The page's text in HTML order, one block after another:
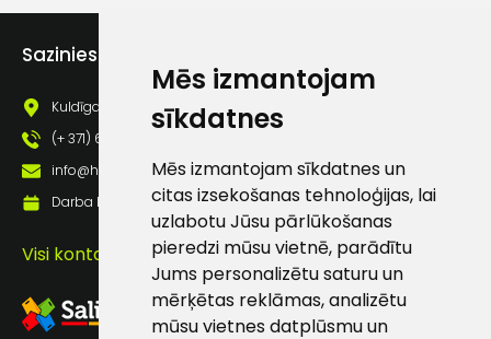
Mēs izmantojam
sīkdatnes
Mēs izmantojam sīkdatnes un
citas izsekošanas tehnoloģijas, lai
uzlabotu Jūsu pārlūkošanas
pieredzi mūsu vietnē, parādītu
Jums personalizētu saturu un
mērķētas reklāmas, analizētu
mūsu vietnes datplūsmu un
Sazinies ar mums
Kuldīgas iela 69a, Saldus, Saldus nov., LV - 3801
(+ 371) 63 881 186
info@hards.lv
Darba laiks: Darbadienās: 8:00 - 17:00
Visi kontakti
186
info@hards.lv